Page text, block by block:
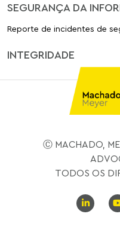
SEGURANÇA DA
Reporte de incidentes de
INTEGRIDADE
Ⓒ MACHADO,
TODOS OS